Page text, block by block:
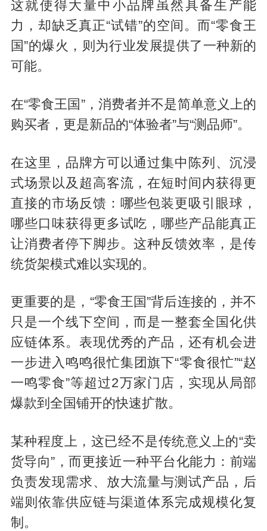
这就使得大量中小品牌虽然具备生产能
力，却缺乏真正“试错”的空间。而“零食王
国”的爆火，则为行业发展提供了一种新的
可能。
在“零食王国”，消费者并不是简单意义上的
购买者，更是新品的“体验者”与“测品师”。
在这里，品牌方可以通过集中陈列、沉浸
式场景以及超高客流，在短时间内获得更
直接的市场反馈：哪些包装更吸引眼球，
哪些口味获得更多试吃，哪些产品能真正
让消费者停下脚步。这种反馈效率，是传
统货架模式难以实现的。
更重要的是，“零食王国”背后连接的，并不
只是一个线下空间，而是一整套全国化供
应链体系。表现优秀的产品，还有机会进
一步进入鸣鸣很忙集团旗下“零食很忙”“赵
一鸣零食”等超过2万家门店，实现从局部
爆款到全国铺开的快速扩散。
某种程度上，这已经不是传统意义上的“卖
货导向”，而更接近一种平台化能力：前端
负责发现需求、放大流量与测试产品，后
端则依靠供应链与渠道体系完成规模化复
制。